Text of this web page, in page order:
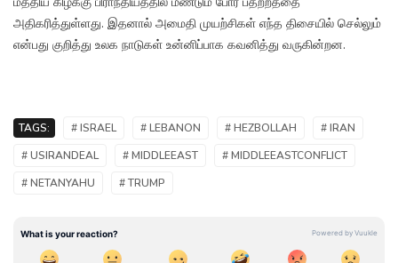
அதிகரித்துள்ளது. இதனால் அமைதி முயற்சிகள் எந்த திசையில் செல்லும்
என்பது குறித்து உலக நாடுகள் உன்னிப்பாக கவனித்து வருகின்றன.
TAGS: # ISRAEL # LEBANON # HEZBOLLAH
# IRAN
# USIRANDEAL
# MIDDLEEAST
# MIDDLEEASTCONFLICT
# NETANYAHU
# TRUMP